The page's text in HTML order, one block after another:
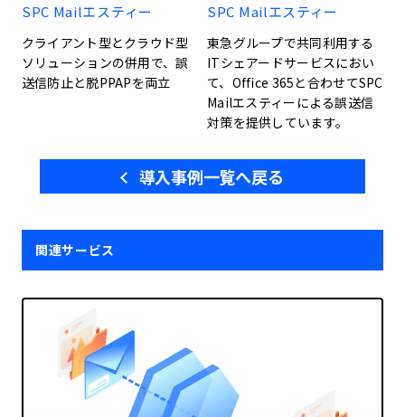
SPC Mailエスティー
クライアント型とクラウド型
ソリューションの併用で、誤
送信防止と脱PPAPを両立
SPC Mailエスティー
東急グループで共同利用する
ITシェアードサービスにおい
て、Office 365と合わせてSPC
Mailエスティーによる誤送信
対策を提供しています。
導入事例一覧へ戻る
関連サービス